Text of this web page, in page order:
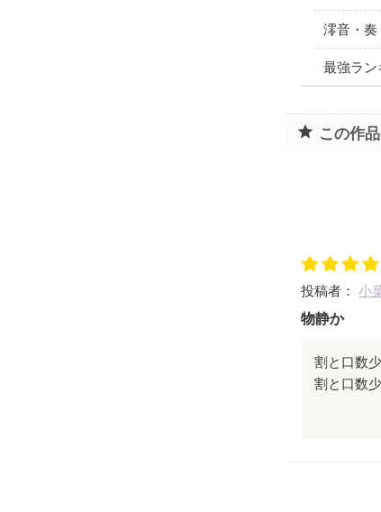
澪音・奏
最強ラ
この作
投稿者：小
物静か
割と口数